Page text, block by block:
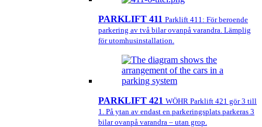
PARKLIFT 411 Parklift 411: För beroende
parkering av två bilar ovanpå varandra. Lämplig
för utomhusinstallation.
PARKLIFT 421 WÖHR Parklift 421 gör 3 till
1. På ytan av endast en parkeringsplats parkeras 3
bilar ovanpå varandra – utan grop.